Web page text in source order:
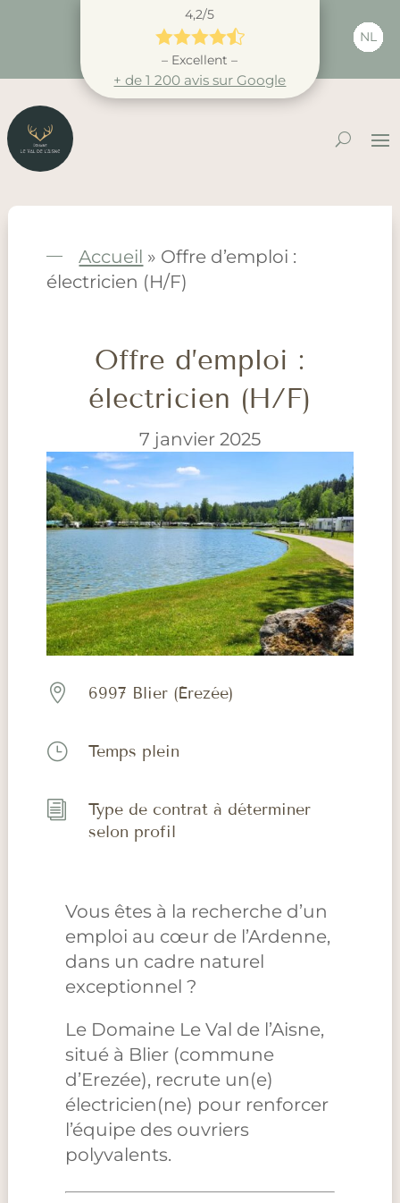
4,2/5

– Excellent –
+ de 1 200 avis sur Google
NL
Accueil » Offre d’emploi :
électricien (H/F)
Offre d’emploi :
électricien (H/F)
7 janvier 2025
 6997 Blier (Érezée)
} Temps plein
i
Type de contrat à déterminer
selon profil
Vous êtes à la recherche d’un
emploi au cœur de l’Ardenne,
dans un cadre naturel
exceptionnel ?
Le Domaine Le Val de l’Aisne,
situé à Blier (commune
d’Erezée), recrute un(e)
électricien(ne) pour renforcer
l’équipe des ouvriers
polyvalents.